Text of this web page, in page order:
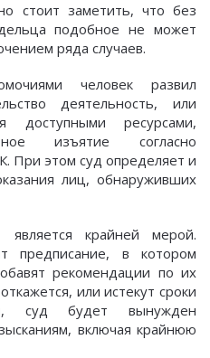
стоит заметить, что без
подобное не может
ряда случаев.
человек развил
деятельность, или
доступными ресурсами,
изъятие согласно
При этом суд определяет и
лиц, обнаруживших
является крайней мерой.
предписание, в котором
рекомендации по их
или истекут сроки
суд будет вынужден
включая крайнюю